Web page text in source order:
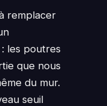
remplacer
les poutres
que nous
du mur.
seuil